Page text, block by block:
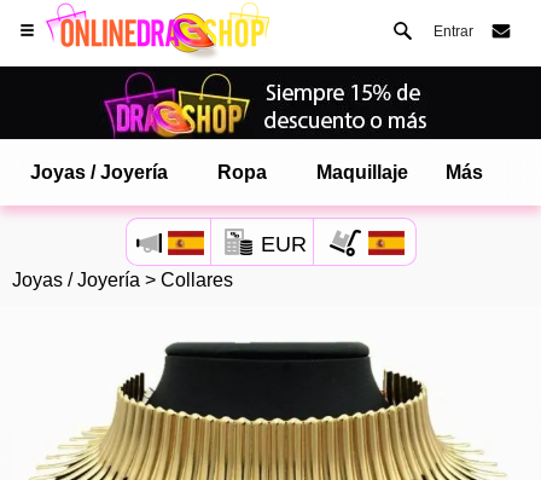
Entrar
Joyas / Joyería Ropa Maquillaje Más
EUR
Joyas / Joyería > Collares
Abre tu menú de Safari.
y toca AÑADIR A LA PANTALLA DE INICIO
onlinedragshop ahora está instalado como APLICACIÓN